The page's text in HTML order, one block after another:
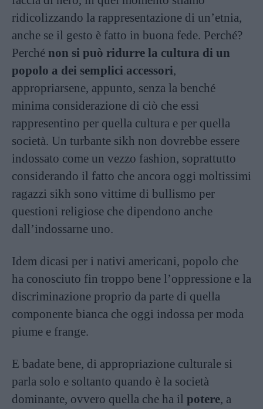
ridicolizzando la rappresentazione di un’etnia,
anche se il gesto è fatto in buona fede. Perché?
Perché non si può ridurre la cultura di un
popolo a dei semplici accessori,
appropriarsene, appunto, senza la benché
minima considerazione di ciò che essi
rappresentino per quella cultura e per quella
società. Un turbante sikh non dovrebbe essere
indossato come un vezzo fashion, soprattutto
considerando il fatto che ancora oggi moltissimi
ragazzi sikh sono vittime di bullismo per
questioni religiose che dipendono anche
dall’indossarne uno.
Idem dicasi per i nativi americani, popolo che
ha conosciuto fin troppo bene l’oppressione e la
discriminazione proprio da parte di quella
componente bianca che oggi indossa per moda
piume e frange.
E badate bene, di appropriazione culturale si
parla solo e soltanto quando è la società
dominante, ovvero quella che ha il potere, a